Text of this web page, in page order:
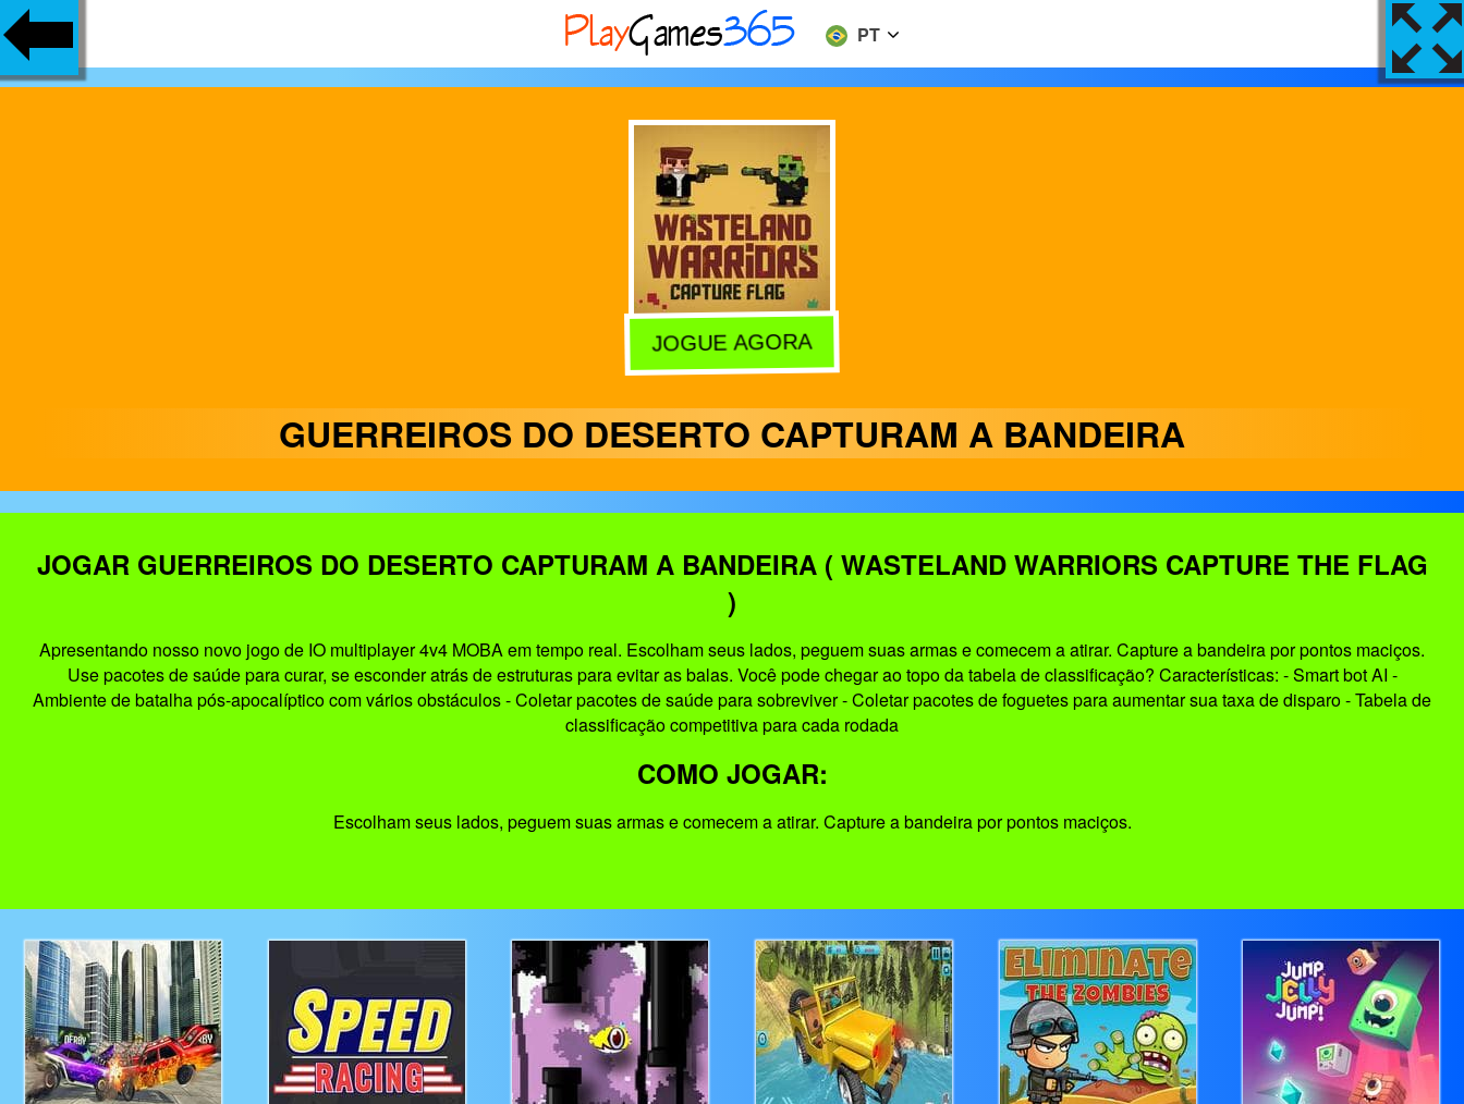
PT
JOGUE AGORA
GUERREIROS DO DESERTO CAPTURAM A BANDEIRA
JOGAR GUERREIROS DO DESERTO CAPTURAM A BANDEIRA ( WASTELAND WARRIORS CAPTURE THE FLAG
)
Apresentando nosso novo jogo de IO multiplayer 4v4 MOBA em tempo real. Escolham seus lados, peguem suas armas e comecem a atirar. Capture a bandeira por pontos maciços.
Use pacotes de saúde para curar, se esconder atrás de estruturas para evitar as balas. Você pode chegar ao topo da tabela de classificação? Características: - Smart bot AI -
Ambiente de batalha pós-apocalíptico com vários obstáculos - Coletar pacotes de saúde para sobreviver - Coletar pacotes de foguetes para aumentar sua taxa de disparo - Tabela de
classificação competitiva para cada rodada
COMO JOGAR:
Escolham seus lados, peguem suas armas e comecem a atirar. Capture a bandeira por pontos maciços.